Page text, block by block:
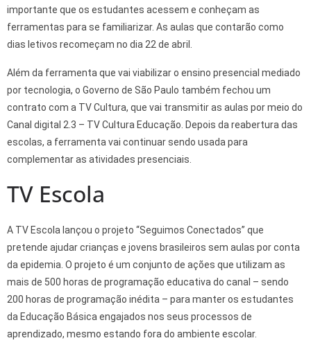
importante que os estudantes acessem e conheçam as
ferramentas para se familiarizar. As aulas que contarão como
dias letivos recomeçam no dia 22 de abril.
Além da ferramenta que vai viabilizar o ensino presencial mediado
por tecnologia, o Governo de São Paulo também fechou um
contrato com a TV Cultura, que vai transmitir as aulas por meio do
Canal digital 2.3 – TV Cultura Educação. Depois da reabertura das
escolas, a ferramenta vai continuar sendo usada para
complementar as atividades presenciais.
TV Escola
A TV Escola lançou o projeto “Seguimos Conectados” que
pretende ajudar crianças e jovens brasileiros sem aulas por conta
da epidemia. O projeto é um conjunto de ações que utilizam as
mais de 500 horas de programação educativa do canal – sendo
200 horas de programação inédita – para manter os estudantes
da Educação Básica engajados nos seus processos de
aprendizado, mesmo estando fora do ambiente escolar.